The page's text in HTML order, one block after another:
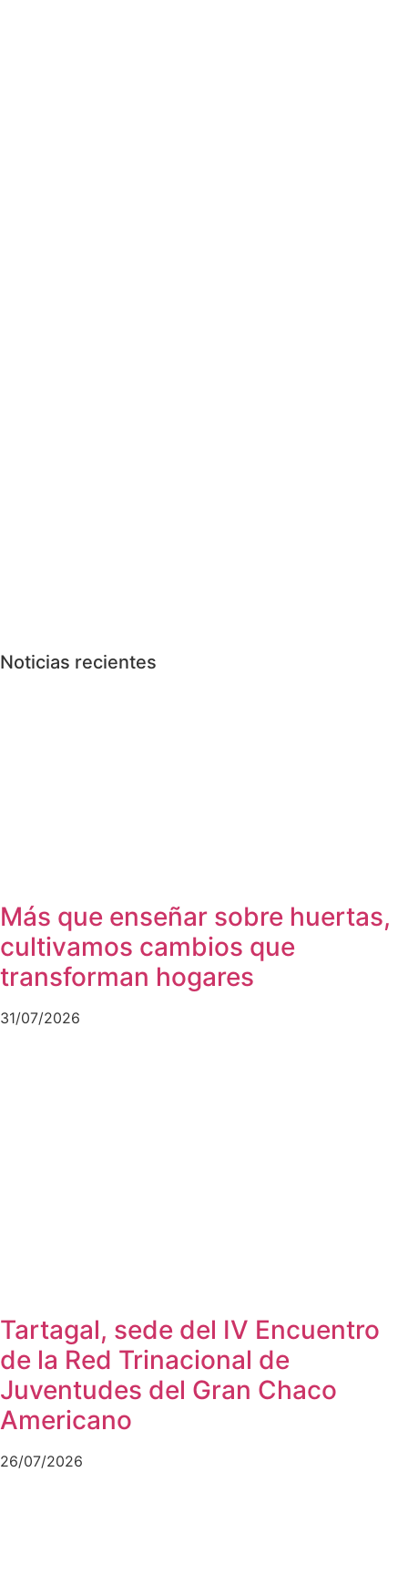
Noticias recientes
Más que enseñar sobre huertas,
cultivamos cambios que
transforman hogares
31/07/2026
Tartagal, sede del IV Encuentro
de la Red Trinacional de
Juventudes del Gran Chaco
Americano
26/07/2026